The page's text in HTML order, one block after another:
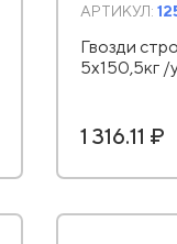
АРТИКУЛ:
Гвозди
5х150,5кг
1 316.11 ₽